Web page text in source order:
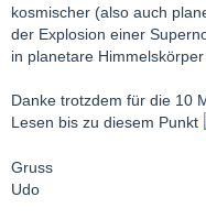
kosmischer (also auch
der Explosion einer
in planetare
Danke trotzdem für die 10
Lesen bis zu diesem Punkt
Gruss
Udo